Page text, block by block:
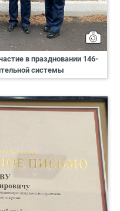
в праздновании 146-
системы